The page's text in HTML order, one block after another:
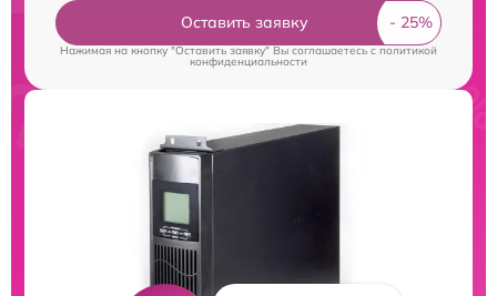
Оставить заявку
Нажимая на кнопку "Оставить заявку" Вы соглашаетесь c политикой
конфиденциальности